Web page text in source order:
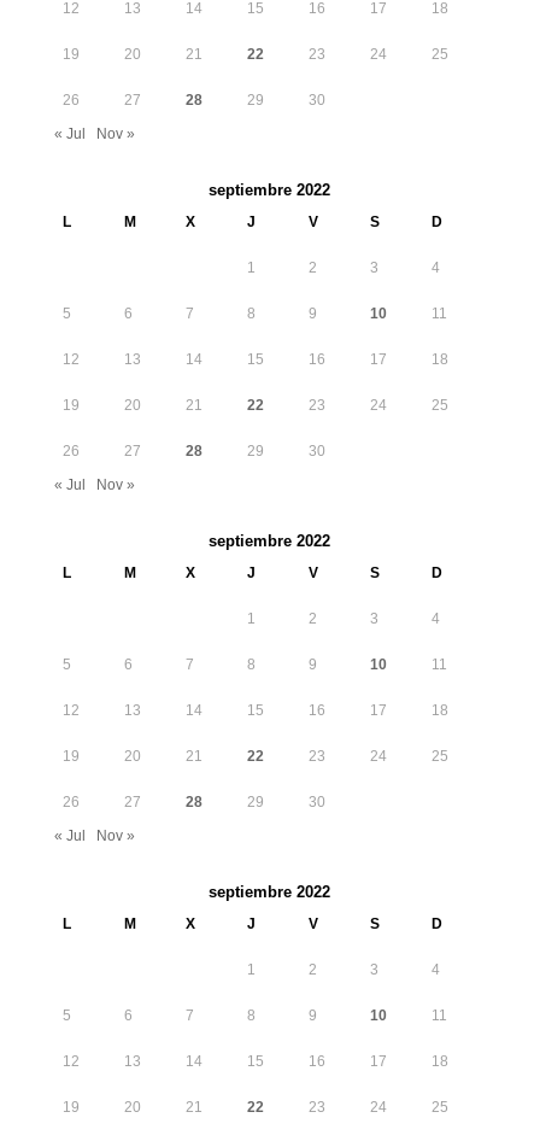
12 13 14 15 16 17 18
19 20 21 22 23 24 25
26 27 28 29
30
« Jul
Nov »
septiembre 2022
L M X J V S D
1 2 3 4
5 6 7 8 9 10 11
12 13 14 15 16 17 18
19 20 21 22 23 24 25
26 27 28 29
30
« Jul
Nov »
septiembre 2022
L M X J V S D
1 2 3 4
5 6 7 8 9 10 11
12 13 14 15 16 17 18
19 20 21 22 23 24 25
26 27 28 29
30
« Jul
Nov »
septiembre 2022
L M X J V S D
1 2 3 4
5 6 7 8 9 10 11
12 13 14 15 16 17 18
19 20 21 22 23 24 25